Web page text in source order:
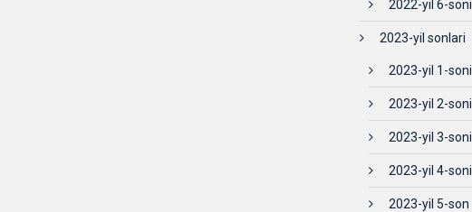
2022-yil 6-soni
2023-yil sonlari
2023-yil 1-soni
2023-yil 2-soni
2023-yil 3-soni
2023-yil 4-soni
2023-yil 5-son